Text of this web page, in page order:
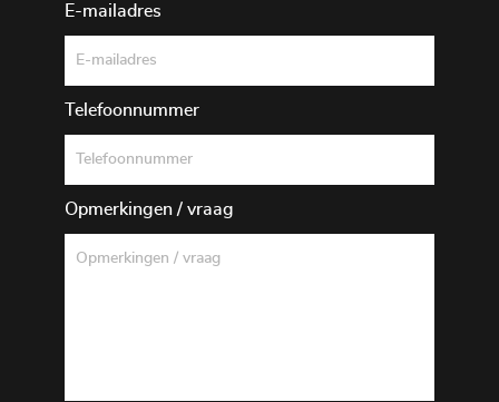
E-mailadres
Telefoonnummer
Opmerkingen / vraag